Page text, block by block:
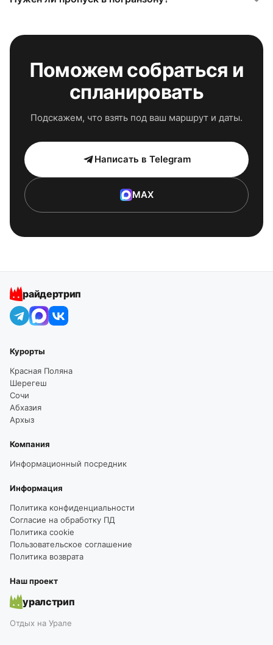
Поможем собраться и
спланировать
Подскажем, что взять под ваш маршрут и даты.
Написать в Telegram
MAX
райдертрип
Курорты
Красная Поляна
Шерегеш
Сочи
Абхазия
Архыз
Компания
Информационный посредник
Информация
Политика конфиденциальности
Согласие на обработку ПД
Политика cookie
Пользовательское соглашение
Политика возврата
Наш проект
уралстрип
Отдых на Урале